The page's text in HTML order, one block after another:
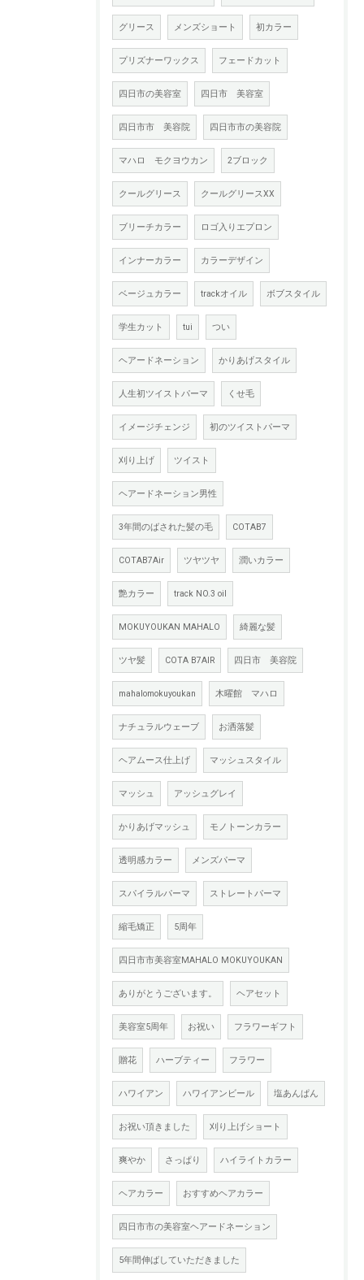
グリース メンズショート 初カラー
プリズナーワックス フェードカット
四日市の美容室 四日市 美容室
四日市市 美容院 四日市市の美容院
マハロ モクヨウカン 2ブロック
クールグリース クールグリースXX
ブリーチカラー ロゴ入りエプロン
インナーカラー カラーデザイン
ベージュカラー trackオイル ボブスタイル
学生カット tui つい
ヘアードネーション かりあげスタイル
人生初ツイストパーマ くせ毛
イメージチェンジ 初のツイストパーマ
刈り上げ ツイスト
ヘアードネーション男性
3年間のばされた髪の毛 COTAB7
COTAB7Air ツヤツヤ 潤いカラー
艶カラー track NO.3 oil
MOKUYOUKAN MAHALO 綺麗な髪
ツヤ髪 COTA B7AIR 四日市 美容院
mahalomokuyoukan 木曜館 マハロ
ナチュラルウェーブ お洒落髪
ヘアムース仕上げ マッシュスタイル
マッシュ アッシュグレイ
かりあげマッシュ モノトーンカラー
透明感カラー メンズパーマ
スパイラルパーマ ストレートパーマ
縮毛矯正 5周年
四日市市美容室MAHALO MOKUYOUKAN
ありがとうございます。 ヘアセット
美容室5周年 お祝い フラワーギフト
贈花 ハーブティー フラワー
ハワイアン ハワイアンビール 塩あんぱん
お祝い頂きました 刈り上げショート
爽やか さっぱり ハイライトカラー
ヘアカラー おすすめヘアカラー
四日市市の美容室ヘアードネーション
5年間伸ばしていただきました